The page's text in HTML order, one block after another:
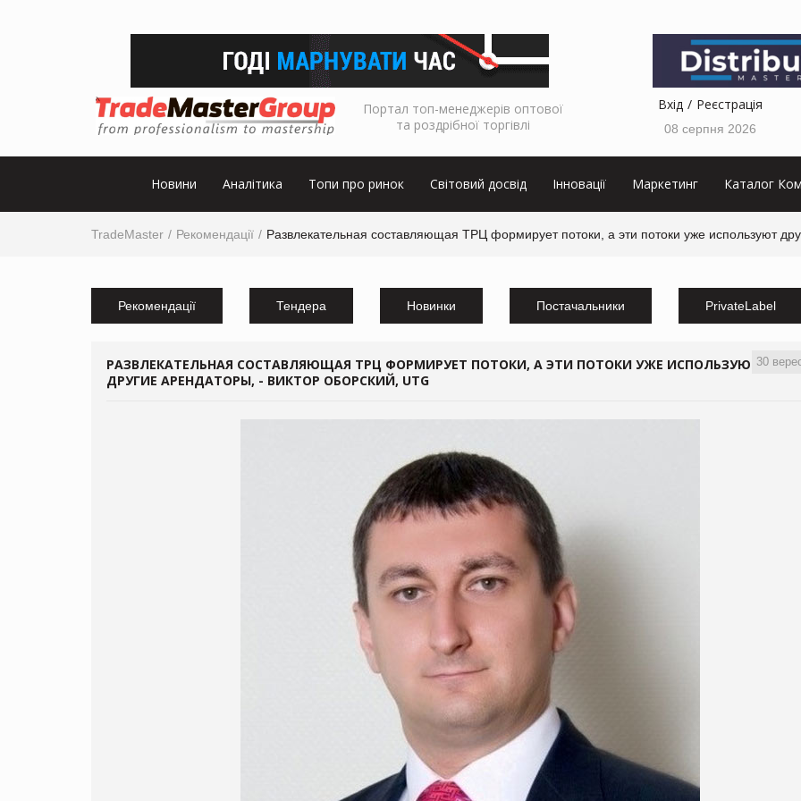
Портал топ-менеджерів оптової
та роздрібної торгівлі
Вхід Реєстрація
08 серпня 2026
Новини Аналітика Топи про ринок Світовий досвід Інновації Маркетинг Каталог
TradeMaster Рекомендації Развлекательная составляющая ТРЦ формирует потоки, а эти потоки уже используют
Рекомендації Тендера Новинки Постачальники PrivateLabel
30
РАЗВЛЕКАТЕЛЬНАЯ СОСТАВЛЯЮЩАЯ ТРЦ ФОРМИРУЕТ ПОТОКИ, А ЭТИ ПОТОКИ УЖЕ ИСПОЛЬЗУЮТ
ДРУГИЕ АРЕНДАТОРЫ, - ВИКТОР ОБОРСКИЙ, UTG